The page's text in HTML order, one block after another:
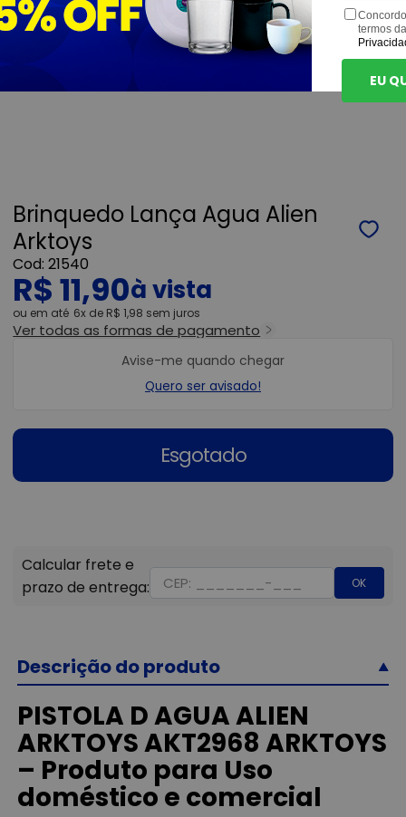
Brinquedo Lança Agua Alien
Arktoys
21540
R$ 11,90
ou 6x de R$ 1,98 sem juros
Ver todas as formas de pagamento
Esgotado
Avise-me quando chegar
Quero ser avisado!
OK
Descrição do produto
PISTOLA D AGUA ALIEN
ARKTOYS AKT2968 ARKTOYS
– Produto para Uso
doméstico e comercial
termos
EU